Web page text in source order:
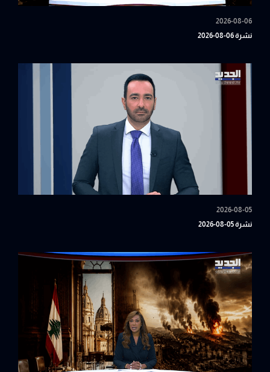
2026-08-06
نشرة 06-08-2026
2026-08-05
نشرة 05-08-2026